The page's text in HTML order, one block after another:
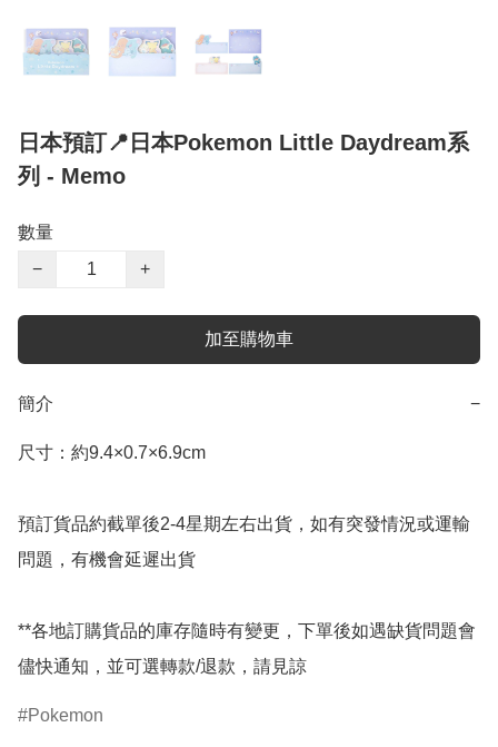
日本預訂📍日本Pokemon Little Daydream系
列 - Memo
數量
−
+
加至購物車
簡介 −
尺寸：約9.4×0.7×6.9cm
預訂貨品約截單後2-4星期左右出貨，如有突發情況或運輸
問題，有機會延遲出貨
**各地訂購貨品的庫存隨時有變更，下單後如遇缺貨問題會
儘快通知，並可選轉款/退款，請見諒
Pokemon